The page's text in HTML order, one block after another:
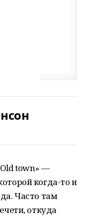
town» —
когда-то и
Часто там
откуда